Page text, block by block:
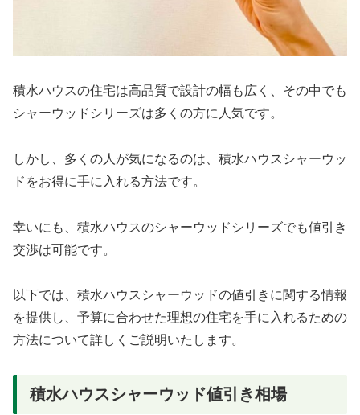
積水ハウスの住宅は高品質で設計の幅も広く、その中でも
シャーウッドシリーズは多くの方に人気です。
しかし、多くの人が気になるのは、積水ハウスシャーウッ
ドをお得に手に入れる方法です。
幸いにも、積水ハウスのシャーウッドシリーズでも値引き
交渉は可能です。
以下では、積水ハウスシャーウッドの値引きに関する情報
を提供し、予算に合わせた理想の住宅を手に入れるための
方法について詳しくご説明いたします。
積水ハウスシャーウッド値引き相場